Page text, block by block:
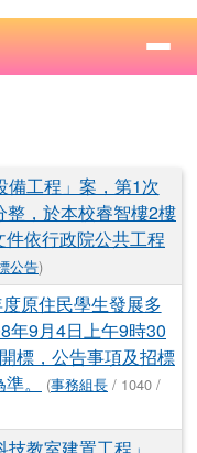
⏸
備工程」案，第1次
，於本校睿智樓2樓
依行政院公共工程
公告)
原住民學生發展多
年9月4日上午9時30
標，公告事項及招標
。
(事務組長 / 1040 /